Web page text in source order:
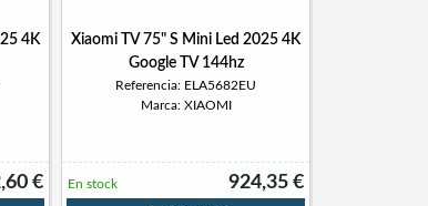
4K
€
Xiaomi TV 75" S Mini Led 2025 4K
Google TV 144hz
Referencia: ELA5682EU
Marca: XIAOMI
924,35 €
En stock